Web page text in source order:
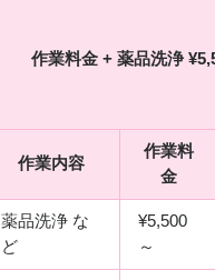
作業料金 + 薬品洗浄
作業内容
作業料
金
薬品洗浄 な
ど
¥5,500
～